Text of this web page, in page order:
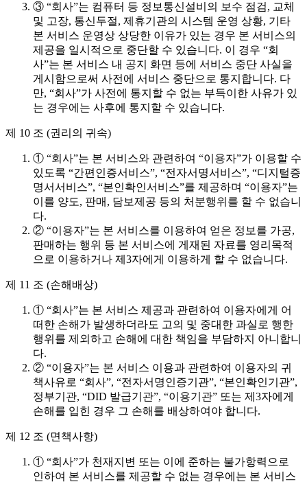
③ “회사”는 컴퓨터 등 정보통신설비의 보수 점검, 교체
및 고장, 통신두절, 제휴기관의 시스템 운영 상황, 기타
본 서비스 운영상 상당한 이유가 있는 경우 본 서비스의
제공을 일시적으로 중단할 수 있습니다. 이 경우 “회
사”는 본 서비스 내 공지 화면 등에 서비스 중단 사실을
게시함으로써 사전에 서비스 중단으로 통지합니다. 다
만, “회사”가 사전에 통지할 수 없는 부득이한 사유가 있
는 경우에는 사후에 통지할 수 있습니다.
제 10 조 (권리의 귀속)
① “회사”는 본 서비스와 관련하여 “이용자”가 이용할 수
있도록 “간편인증서비스”, “전자서명서비스”, “디지털증
명서서비스”, “본인확인서비스”를 제공하며 “이용자”는
이를 양도, 판매, 담보제공 등의 처분행위를 할 수 없습니
다.
② “이용자”는 본 서비스를 이용하여 얻은 정보를 가공,
판매하는 행위 등 본 서비스에 게재된 자료를 영리목적
으로 이용하거나 제3자에게 이용하게 할 수 없습니다.
제 11 조 (손해배상)
① “회사”는 본 서비스 제공과 관련하여 이용자에게 어
떠한 손해가 발생하더라도 고의 및 중대한 과실로 행한
행위를 제외하고 손해에 대한 책임을 부담하지 아니합니
다.
② “이용자”는 본 서비스 이용과 관련하여 이용자의 귀
책사유로 “회사”, “전자서명인증기관”, “본인확인기관”,
정부기관, “DID 발급기관”, “이용기관” 또는 제3자에게
손해를 입힌 경우 그 손해를 배상하여야 합니다.
제 12 조 (면책사항)
① “회사”가 천재지변 또는 이에 준하는 불가항력으로
인하여 본 서비스를 제공할 수 없는 경우에는 본 서비스